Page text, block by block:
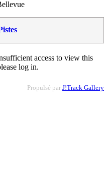
access to view this
log in.
Propulsé par J!Track Gallery